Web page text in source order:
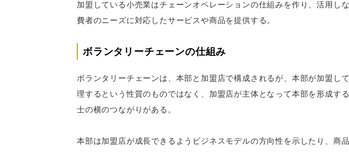
加盟している小売業はチェーンオペレーションの仕組みを作り、活用し
費者のニーズに対応したサービスや商品を提供する。
ボランタリーチェーンの仕組み
ボランタリーチェーンは、本部と加盟店で構成されるが、本部が加盟し
理するという性質のものではなく、加盟店が主体となって本部を形成す
士の横のつながりがある。
本部は加盟店が成長できるようビジネスモデルの方向性を示したり、商